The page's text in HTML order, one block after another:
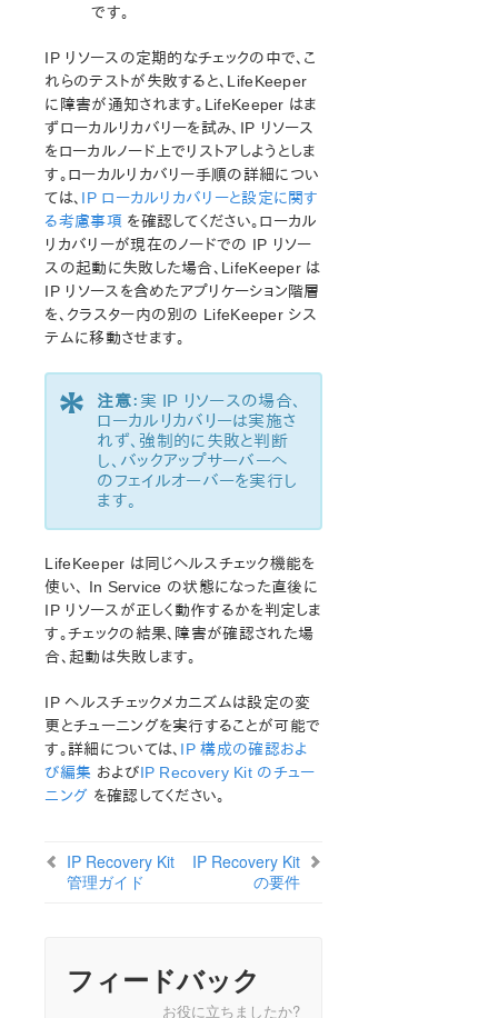
です。
IP リソースの定期的なチェックの中で、こ
れらのテストが失敗すると、LifeKeeper
に障害が通知されます。LifeKeeper はま
ずローカルリカバリーを試み、IP リソース
をローカルノード上でリストアしようとしま
す。ローカルリカバリー手順の詳細につい
ては、 IP ローカルリカバリーと設定に関す
る考慮事項 を確認してください。ローカル
リカバリーが現在のノードでの IP リソー
スの起動に失敗した場合、LifeKeeper は
IP リソースを含めたアプリケーション階層
を、クラスター内の別の LifeKeeper シス
テムに移動させます。
* 注意：実 IP リソースの場合、
ローカルリカバリーは実施さ
れず、強制的に失敗と判断
し、バックアップサーバーへ
のフェイルオーバーを実行し
ます。
LifeKeeper は同じヘルスチェック機能を
使い、 In Service の状態になった直後に
IP リソースが正しく動作するかを判定しま
す。チェックの結果、障害が確認された場
合、起動は失敗します。
IP ヘルスチェックメカニズムは設定の変
更とチューニングを実行することが可能で
す。詳細については、 IP 構成の確認およ
び編集 およびIP Recovery Kit のチュー
ニング を確認してください。
IP Recovery Kit
管理ガイド
IP Recovery Kit
の要件
フィードバック
お役に立ちましたか?